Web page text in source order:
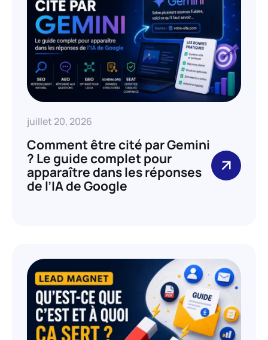
juillet 20, 2026
Comment être cité par Gemini
? Le guide complet pour
apparaître dans les réponses
de l’IA de Google